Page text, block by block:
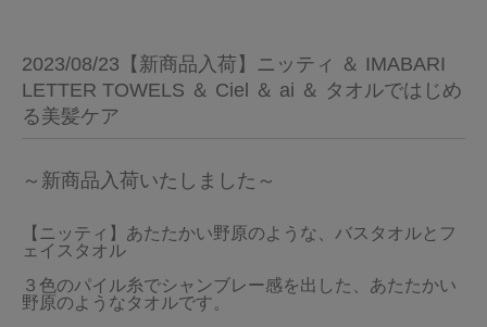
2023/08/23【新商品入荷】ニッティ ＆ IMABARI
LETTER TOWELS ＆ Ciel ＆ ai ＆ タオルではじめ
る美髪ケア
～新商品入荷いたしました～
【ニッティ】あたたかい野原のような、バスタオルとフ
ェイスタオル
３色のパイル糸でシャンブレー感を出した、あたたかい
野原のようなタオルです。